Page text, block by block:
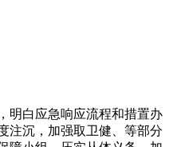
白应急响应流程和措置办
注沉，加强取卫健、等部分